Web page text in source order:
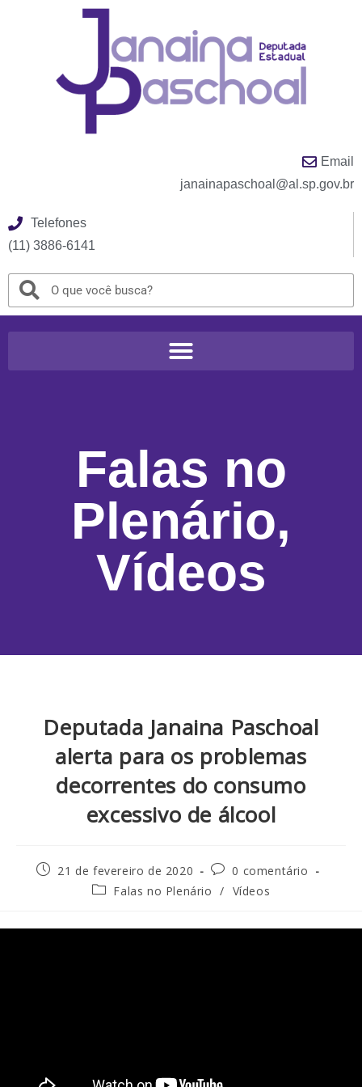
Email
janainapaschoal@al.sp.gov.br
Telefones
(11) 3886-6141
Falas no
Plenário,
Vídeos
Deputada Janaina Paschoal
alerta para os problemas
decorrentes do consumo
excessivo de álcool
21 de fevereiro de 2020
0 comentário
Falas no Plenário / Vídeos